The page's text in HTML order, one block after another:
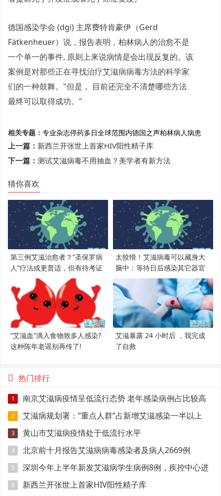
德国感染学会 (dgi) 主席费特肯豪伊（Gerd
Fätkenheuer）说，报告表明，柏林病人的治愈不是
一个单一的事件, 原则上来说病情是会出现反复的。该
案例是对那些正在寻找治疗艾滋病病毒方法的科学家
们的一种鼓舞。"但是， 目前还完全不清楚哪些方法
最终可以取得成功。"
相关专题： 专业杂志停药多日全球范围内德国之声柏林病人病患
上一篇： 新西兰开张世上首家HIV阳性精子库
下一篇： 测试艾滋病毒不用抽血？美学者有新方法
猜你喜欢
第三例艾滋治愈者？“圣保罗病
人”疗法或更普适，但有待考证
太狡猾！艾滋病毒可以藏身大
脑中：等待日后感染其它器官
“艾滋血”滴入食物致多人感染?
这种陈年老谣别再传了!
艾滋暴露 24 小时后 ，我完成
了自救
热门排行
1 南京艾滋病疫情呈低流行态势 老年感染病例占比较高
2 艾滋病规划署：“重点人群”占新增艾滋感染一半以上
3 黄山市艾滋病疫情处于低流行水平
4 北京前十月报告艾滋病病毒感染者及病人2669例
5
深圳今年上半年新发艾滋病学生病例8例，疾控中心进
校园宣传防艾
6 新西兰开张世上首家HIV阳性精子库